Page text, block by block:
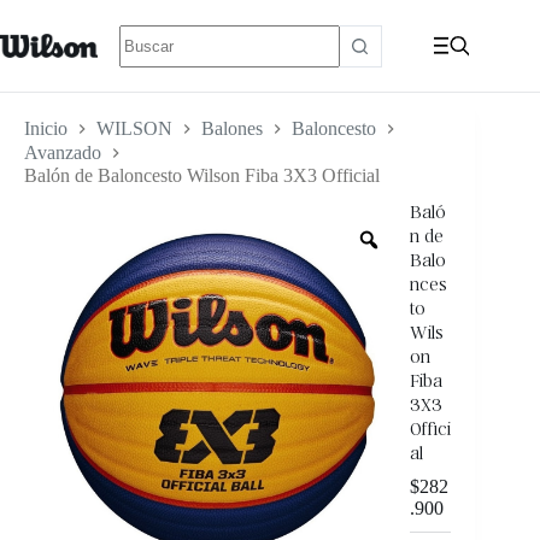
Inicio WILSON Balones
Baloncesto
Avanzado
Balón de Baloncesto Wilson Fiba 3X3 Official
Baló
n de
Balo
nces
to
Wils
on
Fiba
3X3
Offici
al
$282
.900